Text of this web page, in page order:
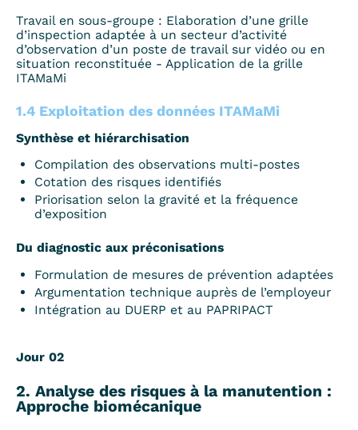
Travail en sous-groupe : Elaboration d’une grille
d’inspection adaptée à un secteur d’activité
d’observation d’un poste de travail sur vidéo ou en
situation reconstituée - Application de la grille
ITAMaMi
1.4 Exploitation des données ITAMaMi
Synthèse et hiérarchisation
Compilation des observations multi-postes
Cotation des risques identifiés
Priorisation selon la gravité et la fréquence
d’exposition
Du diagnostic aux préconisations
Formulation de mesures de prévention adaptées
Argumentation technique auprès de l’employeur
Intégration au DUERP et au PAPRIPACT
Jour 02
2. Analyse des risques à la manutention :
Approche biomécanique